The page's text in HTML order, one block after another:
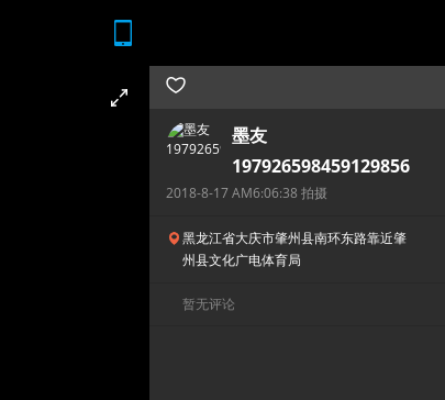
墨友
197926598459129856
2018-8-17 AM6:06:38 拍摄
黑龙江省大庆市肇州县南环东路靠近肇
州县文化广电体育局
暂无评论